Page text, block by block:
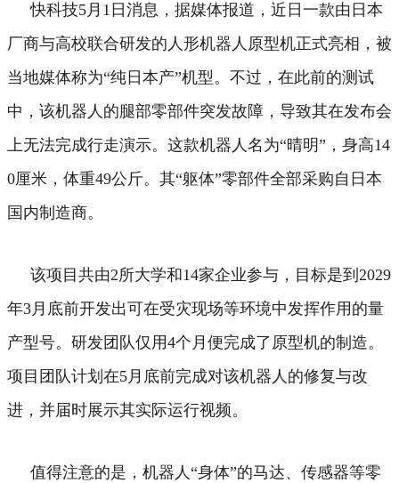
快科技5月1日消息，据媒体报道，近日一款由日本
厂商与高校联合研发的人形机器人原型机正式亮相，被
当地媒体称为“纯日本产”机型。 不过，在此前的测试
中，该机器人的腿部零部件突发故障，导致其在发布会
上无法完成行走演示。 这款机器人名为“晴明”，身高14
0厘米，体重49公斤。其“躯体”零部件全部采购自日本
国内制造商。
该项目共由2所大学和14家企业参与，目标是到2029
年3月底前开发出可在受灾现场等环境中发挥作用的量
产型号。研发团队仅用4个月便完成了原型机的制造。
项目团队计划在5月底前完成对该机器人的修复与改
进，并届时展示其实际运行视频。
值得注意的是，机器人“身体”的马达、传感器等零